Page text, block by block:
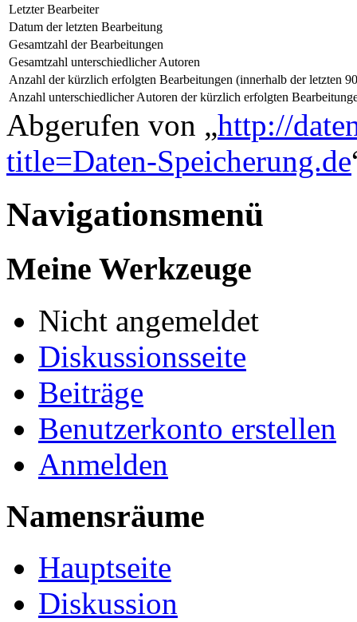
Letzter Bearbeiter
Datum der letzten Bearbeitung
Gesamtzahl der Bearbeitungen
Gesamtzahl unterschiedlicher Autoren
Anzahl der kürzlich erfolgten Bearbeitungen (innerhalb der letzten
Anzahl unterschiedlicher Autoren der kürzlich erfolgten
Abgerufen von „http://
title=Daten-Speicherung.de
Navigationsmenü
Meine Werkzeuge
Nicht angemeldet
Diskussionsseite
Beiträge
Benutzerkonto erstellen
Anmelden
Namensräume
Hauptseite
Diskussion